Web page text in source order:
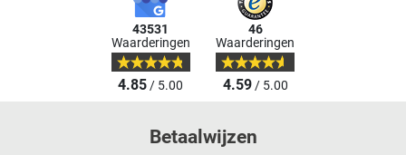
43531
Waarderingen
4.85/ 5.00
46
Waarderingen
4.59/ 5.00
Betaalwijzen